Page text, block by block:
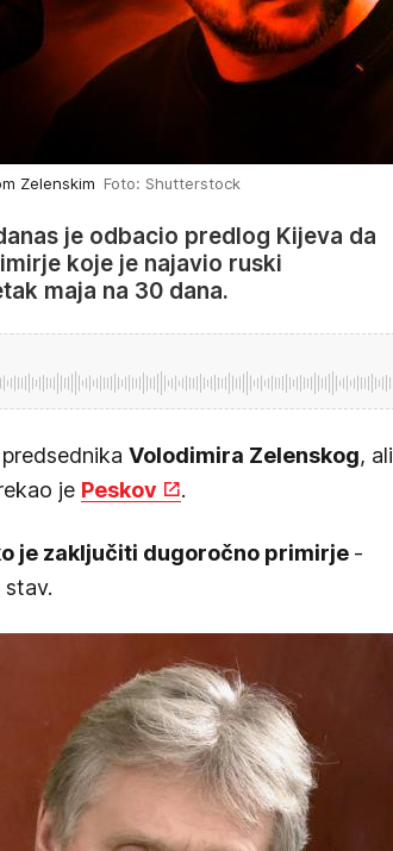
Zelenskim Foto: Shutterstock
je odbacio predlog Kijeva da
koje je najavio ruski
maja na 30 dana.
Volodimira Zelenskog, ali
je Peskov .
je zaključiti dugoročno primirje -